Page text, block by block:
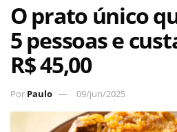
O prato único
5 pessoas e
R$ 45,00
Por Paulo 09/jun/2025